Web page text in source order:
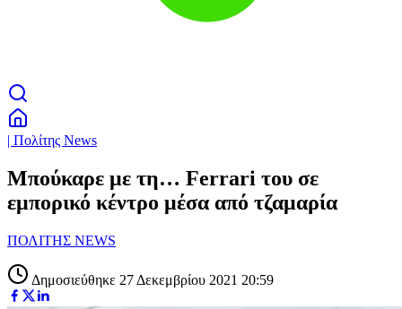
| Πολίτης News
Μπούκαρε με τη… Ferrari του σε
εμπορικό κέντρο μέσα από τζαμαρία
ΠΟΛΙΤΗΣ NEWS
Δημοσιεύθηκε 27 Δεκεμβρίου 2021 20:59